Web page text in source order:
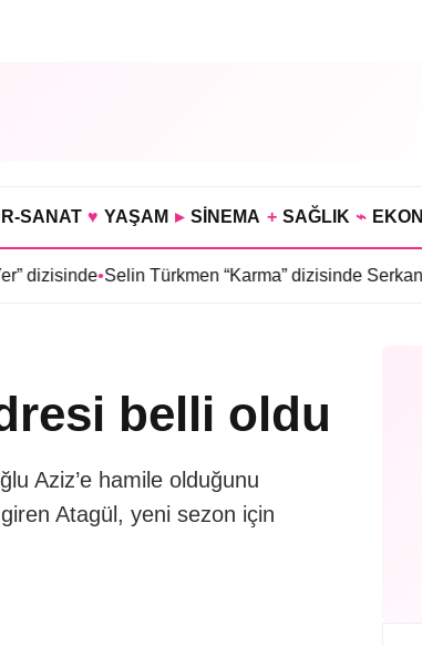
SANAT ♥ YAŞAM ▸ SİNEMA + SAĞLIK ⌁
•Selin Türkmen “Karma” dizisinde Serkan
belli oldu
Aziz’e hamile olduğunu
Atagül, yeni sezon için